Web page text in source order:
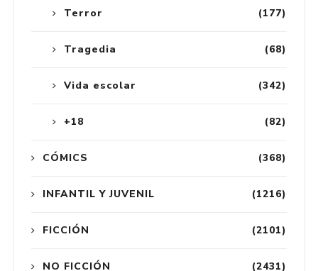
(177)
Terror
(68)
Tragedia
(342)
Vida escolar
(82)
+18
(368)
CÓMICS
(1216)
INFANTIL Y JUVENIL
(2101)
FICCIÓN
(2431)
NO FICCIÓN